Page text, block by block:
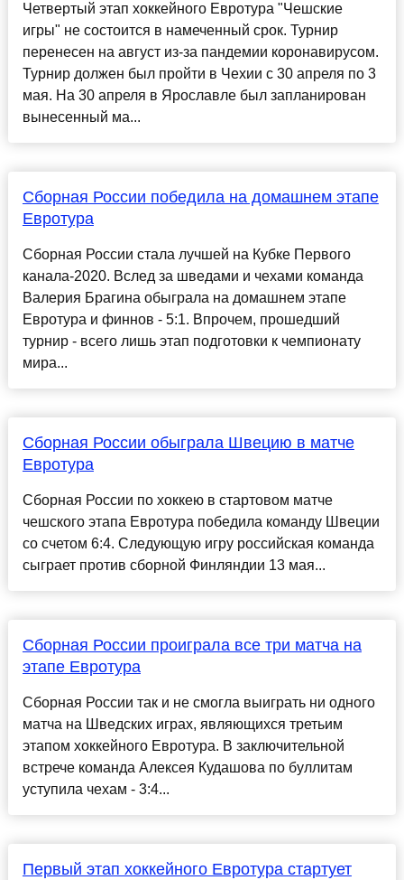
Четвертый этап хоккейного Евротура "Чешские
игры" не состоится в намеченный срок. Турнир
перенесен на август из-за пандемии коронавирусом.
Турнир должен был пройти в Чехии с 30 апреля по 3
мая. На 30 апреля в Ярославле был запланирован
вынесенный ма...
Сборная России победила на домашнем этапе
Евротура
Сборная России стала лучшей на Кубке Первого
канала-2020. Вслед за шведами и чехами команда
Валерия Брагина обыграла на домашнем этапе
Евротура и финнов - 5:1. Впрочем, прошедший
турнир - всего лишь этап подготовки к чемпионату
мира...
Сборная России обыграла Швецию в матче
Евротура
Сборная России по хоккею в стартовом матче
чешского этапа Евротура победила команду Швеции
со счетом 6:4. Следующую игру российская команда
сыграет против сборной Финляндии 13 мая...
Сборная России проиграла все три матча на
этапе Евротура
Сборная России так и не смогла выиграть ни одного
матча на Шведских играх, являющихся третьим
этапом хоккейного Евротура. В заключительной
встрече команда Алексея Кудашова по буллитам
уступила чехам - 3:4...
Первый этап хоккейного Евротура стартует